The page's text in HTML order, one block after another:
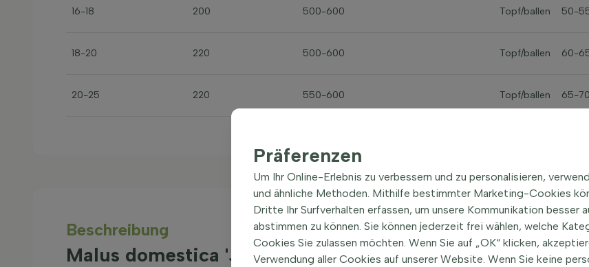
16-18 200 500-600 Topf/ballen 50-
18-20 220 500-600 Topf/ballen 60-
20-25 220 550-600 Topf/ballen 65-70
Beschreibung
Malus domestica 'Jonagold'| Malus 'Jonagold'
Präferenzen
Um Ihr Online-Erlebnis zu verbessern und zu personalisieren,
und ähnliche Methoden. Mithilfe bestimmter Marketing-Cookies
Dritte Ihr Surfverhalten erfassen, um unsere Kommunikation besser
abstimmen zu können. Sie können jederzeit frei wählen, welche
Cookies Sie zulassen möchten. Wenn Sie auf „OK“ klicken,
Verwendung aller Cookies auf unserer Website. Wenn Sie keine